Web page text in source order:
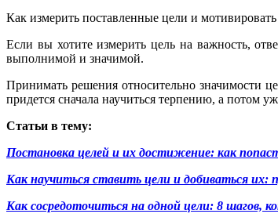
Как измерить поставленные цели и
Если вы хотите измерить цель на важность,
выполнимой и значимой.
Принимать решения относительно значимости
придется сначала научиться терпению, а потом
Статьи в тему:
Постановка целей и их достижение: как
Как научиться ставить цели и добиваться
Как сосредоточиться на одной цели: 8 шагов,